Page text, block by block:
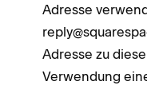
Adresse
Adresse zu
Verwendung